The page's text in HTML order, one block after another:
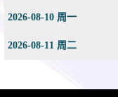
2026-08-10 周一
2026-08-11 周二